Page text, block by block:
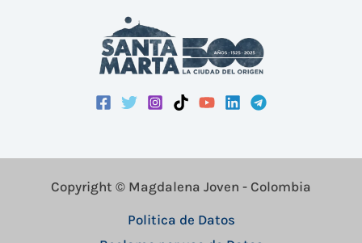
Copyright © Magdalena Joven - Colombia
Politica de Datos